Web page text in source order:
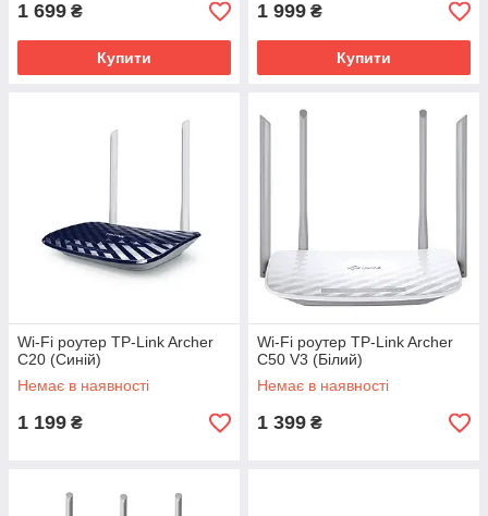
1 699 ₴
Купити
1 999 ₴
Купити
Wi-Fi роутер TP-Link Archer
C20 (Синій)
Немає в наявності
1 199 ₴
Wi-Fi роутер TP-Link Archer
C50 V3 (Білий)
Немає в наявності
1 399 ₴